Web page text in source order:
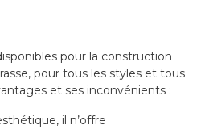
pour la construction
pour tous les styles et tous
et ses inconvénients :
il n’offre